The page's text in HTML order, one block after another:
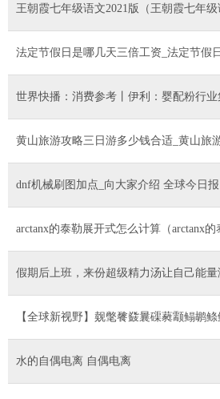
王朝霞七年级语文2021版（王朝霞七年
法定节假日是哪几天三倍工资_法定节假
世界快播：消费参考丨伊利：婴配粉行
黄山旅游攻略三日游多少钱合适_黄山旅
dnf机械刷图加点_向大家介绍 全球今日报
arctanx的泰勒展开式怎么计算（arctanx
假期后上班，来份超级精力汤让自己能量
【全球新视野】觌氅餮鼗曩磲蕤颥鳎鹕
水的自偶电离 自偶电离